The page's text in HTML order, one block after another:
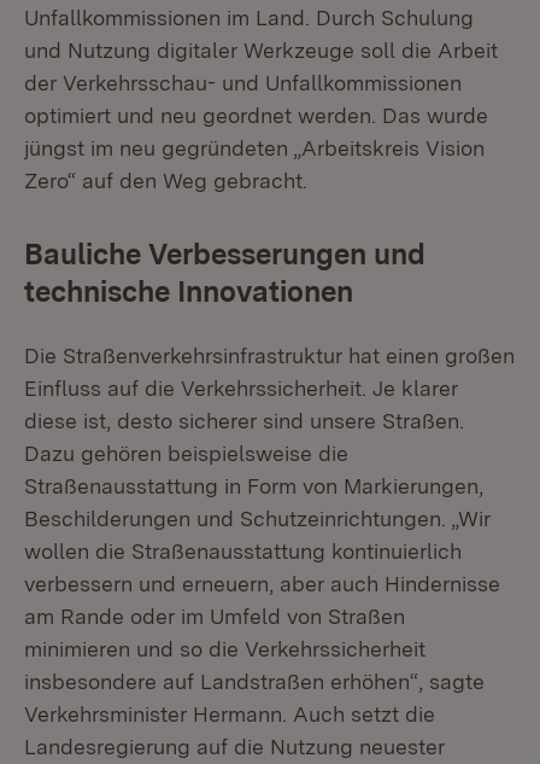
Unfallkommissionen im Land. Durch Schulung
und Nutzung digitaler Werkzeuge soll die Arbeit
der Verkehrsschau- und Unfallkommissionen
optimiert und neu geordnet werden. Das wurde
jüngst im neu gegründeten „Arbeitskreis Vision
Zero“ auf den Weg gebracht.
Bauliche Verbesserungen und
technische Innovationen
Die Straßenverkehrsinfrastruktur hat einen großen
Einfluss auf die Verkehrssicherheit. Je klarer
diese ist, desto sicherer sind unsere Straßen.
Dazu gehören beispielsweise die
Straßenausstattung in Form von Markierungen,
Beschilderungen und Schutzeinrichtungen. „Wir
wollen die Straßenausstattung kontinuierlich
verbessern und erneuern, aber auch Hindernisse
am Rande oder im Umfeld von Straßen
minimieren und so die Verkehrssicherheit
insbesondere auf Landstraßen erhöhen“, sagte
Verkehrsminister Hermann. Auch setzt die
Landesregierung auf die Nutzung neuester